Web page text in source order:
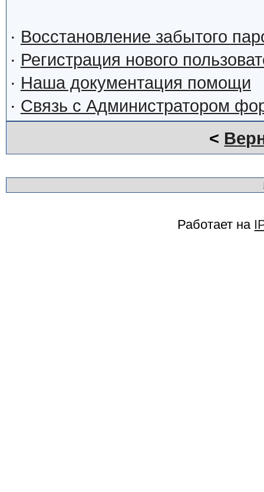
· Восстановление забытого
· Регистрация нового
· Наша документация помощи
· Связь с Администратором
<
Работает на